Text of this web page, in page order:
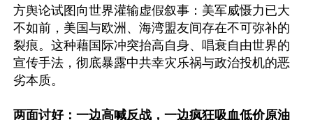
方舆论试图向世界灌输虚假叙事：美军威慑力已大
不如前，美国与欧洲、海湾盟友间存在不可弥补的
裂痕。这种藉国际冲突抬高自身、唱衰自由世界的
宣传手法，彻底暴露中共幸灾乐祸与政治投机的恶
劣本质。
两面讨好：一边高喊反战，一边疯狂吸血低价原油